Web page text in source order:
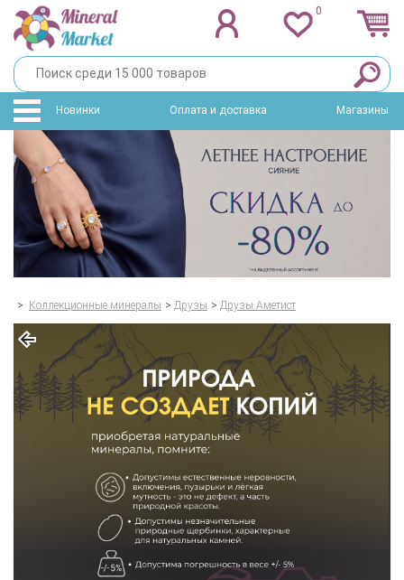
0
Новинки Оплата и доставка Магазины
> Коллекционные минералы > Друзы > Друзы Аметист